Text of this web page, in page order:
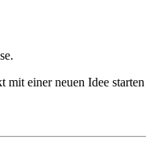
mit einer neuen Idee